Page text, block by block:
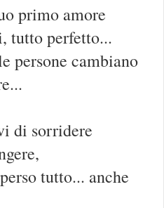
primo amore
tutto perfetto...
persone cambiano
di sorridere
tutto... anche